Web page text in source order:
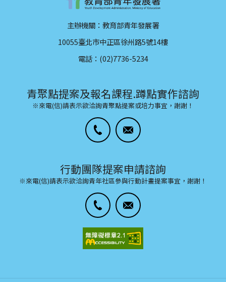
主辦機關：教育部青年發展署
10055臺北市中正區徐州路5號14樓
電話：(02)7736-5234
青聚點提案及報名課程.蹲點實作諮詢
※來電(信)請表示欲洽詢青聚點提案或培力事宜，謝謝！
行動團隊提案申請諮詢
※來電(信)請表示欲洽詢青年社區參與行動計畫提案事宜，謝謝！